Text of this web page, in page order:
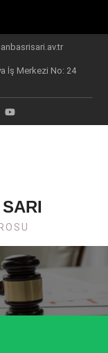
İş Merkezi No: 24
Youtube